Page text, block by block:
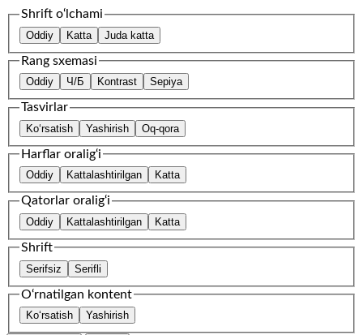
Shrift o‘lchami
Oddiy Katta Juda katta
Rang sxemasi
Oddiy Ч/Б Kontrast Sepiya
Tasvirlar
Ko‘rsatish Yashirish Oq-qora
Harflar oralig‘i
Oddiy Kattalashtirilgan Katta
Qatorlar oralig‘i
Oddiy Kattalashtirilgan Katta
Shrift
Serifsiz Serifli
O‘rnatilgan kontent
Ko‘rsatish Yashirish